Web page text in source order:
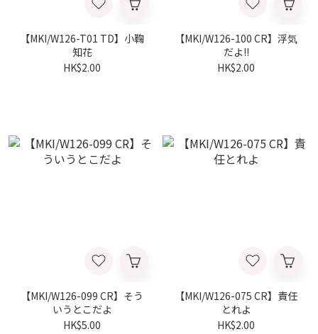
【MKI/W126-T01 TD】小鞠
知花
HK$2.00
【MKI/W126-100 CR】浮気
だよ!!
HK$2.00
【MKI/W126-099 CR】そう
いうとこだよ
HK$5.00
【MKI/W126-075 CR】責任
とれよ
HK$2.00